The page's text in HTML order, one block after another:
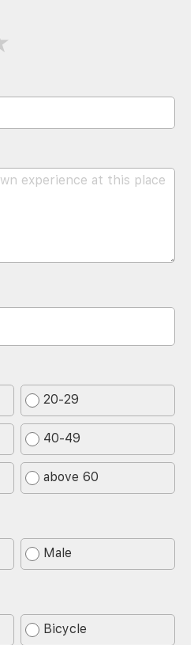
20-29
40-49
above 60
Male
Bicycle